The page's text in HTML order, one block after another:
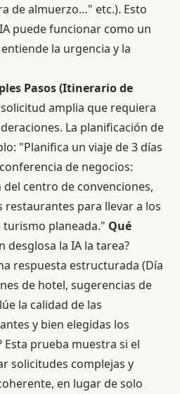
de almuerzo…" etc.). Esto
puede funcionar como un
la urgencia y la
Pasos (Itinerario de
amplia que requiera
La planificación de
"Planifica un viaje de 3 días
de negocios:
centro de convenciones,
restaurantes para llevar a los
turismo planeada." Qué
desglosa la IA la tarea?
respuesta estructurada (Día
de hotel, sugerencias de
la calidad de las
y bien elegidas los
prueba muestra si el
solicitudes complejas y
en lugar de solo